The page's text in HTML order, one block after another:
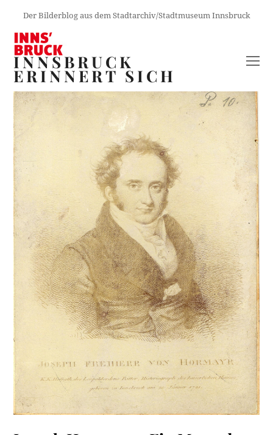
Der Bilderblog aus dem Stadtarchiv/Stadtmuseum Innsbruck
INNSBRUCK
ERINNERT SICH